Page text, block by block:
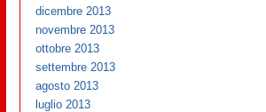
dicembre 2013
novembre 2013
ottobre 2013
settembre 2013
agosto 2013
luglio 2013